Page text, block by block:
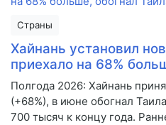
Страны
Хайнань установил
приехало на 68%
Полгода 2026: Хайнань
(+68%), в июне обогнал
700 тысяч к концу года.